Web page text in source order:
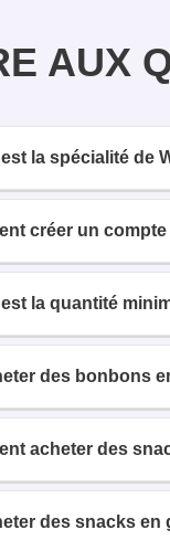
AUX
la spécialité de
créer un
la quantité
des bonbons
acheter des
des snacks en